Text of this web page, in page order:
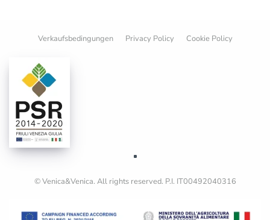
Verkaufsbedingungen Privacy Policy Cookie Policy
© Venica&Venica. All rights reserved. P.I. IT00492040316